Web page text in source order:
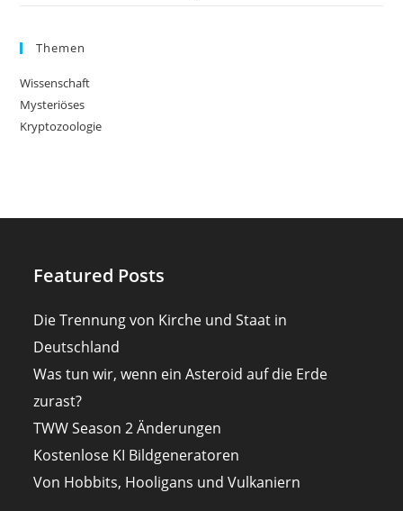
Themen
Wissenschaft
Mysteriöses
Kryptozoologie
Featured Posts
Die Trennung von Kirche und Staat in
Deutschland
Was tun wir, wenn ein Asteroid auf die Erde
zurast?
TWW Season 2 Änderungen
Kostenlose KI Bildgeneratoren
Von Hobbits, Hooligans und Vulkaniern